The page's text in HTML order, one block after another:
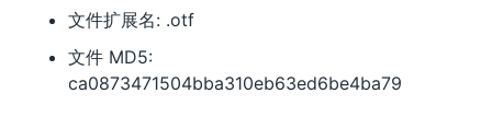
文件扩展名: .otf
文件 MD5:
ca0873471504bba310eb63ed6be4ba79